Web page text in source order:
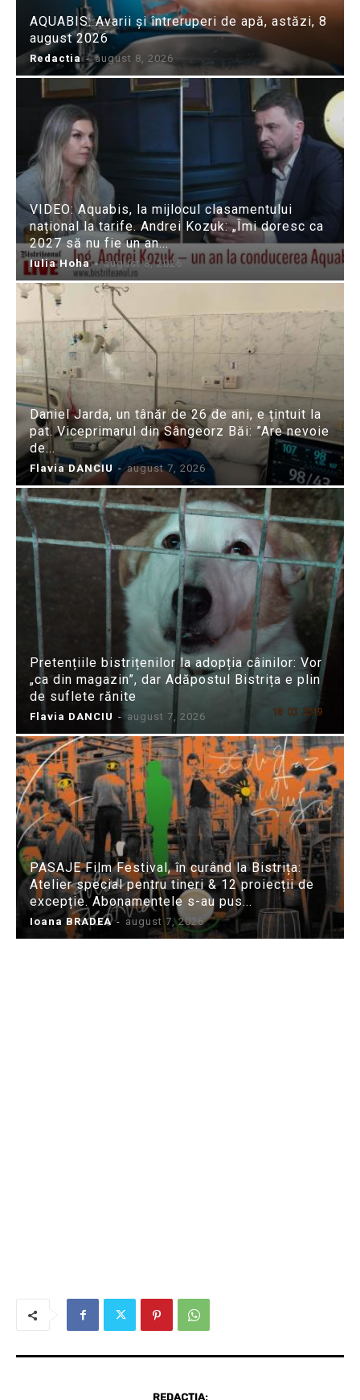
AQUABIS: Avarii și întreruperi de apă, astăzi, 8
august 2026
Redactia - august 8, 2026
VIDEO: Aquabis, la mijlocul clasamentului
național la tarife. Andrei Kozuk: „Îmi doresc ca
2027 să nu fie un an...
Iulia Hoha - august 8, 2026
Daniel Jarda, un tânăr de 26 de ani, e țintuit la
pat. Viceprimarul din Sângeorz Băi: ”Are nevoie
de...
Flavia DANCIU - august 7, 2026
Pretențiile bistrițenilor la adopția câinilor: Vor
„ca din magazin”, dar Adăpostul Bistrița e plin
de suflete rănite
Flavia DANCIU - august 7, 2026
PASAJE Film Festival, în curând la Bistrița:
Atelier special pentru tineri & 12 proiecții de
excepție. Abonamentele s-au pus...
Ioana BRADEA - august 7, 2026
REDACȚIA: